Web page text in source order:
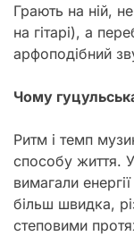
Грають на ній,
на гітарі), а
арфоподібний
Чому
Ритм і темп
способу життя.
вимагали
більш швидка,
степовими